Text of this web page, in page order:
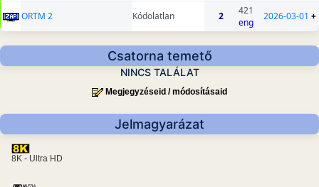
ORTM 2 Kódolatlan 2
421
eng
2026-03-01 +
Csatorna temető
NINCS TALÁLAT
Megjegyzéseid / módosításaid
Jelmagyarázat
8K - Ultra HD